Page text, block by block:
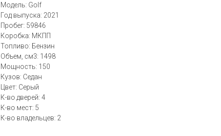
Модель: Golf
Год выпуска: 2021
Пробег: 59846
Коробка: МКПП
Топливо: Бензин
Объем, см3: 1498
Мощность: 150
Кузов: Седан
Цвет: Серый
К-во дверей: 4
К-во мест: 5
К-во владельцев: 2